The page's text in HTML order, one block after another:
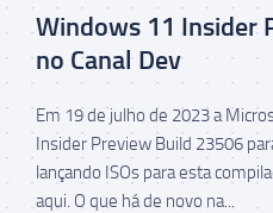
Windows 11 Insider
no Canal Dev
Em 19 de julho de 2023 a
Insider Preview Build 23506
lançando ISOs para esta
aqui. O que há de novo na...